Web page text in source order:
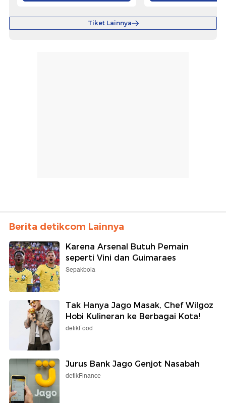
Tiket Lainnya
Berita detikcom Lainnya
Karena Arsenal Butuh Pemain
seperti Vini dan Guimaraes
Sepakbola
Tak Hanya Jago Masak, Chef Wilgoz
Hobi Kulineran ke Berbagai Kota!
detikFood
Jurus Bank Jago Genjot Nasabah
detikFinance